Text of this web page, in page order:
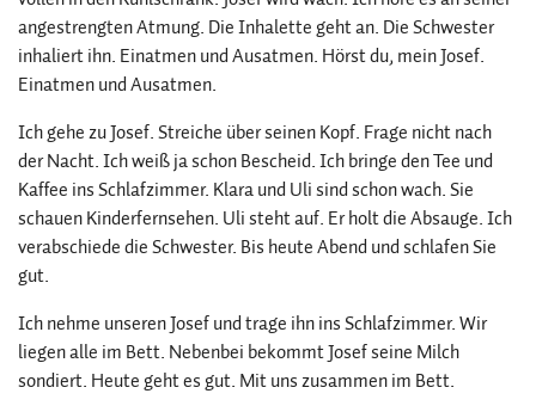
angestrengten Atmung. Die Inhalette geht an. Die Schwester
inhaliert ihn. Einatmen und Ausatmen. Hörst du, mein Josef.
Einatmen und Ausatmen.
Ich gehe zu Josef. Streiche über seinen Kopf. Frage nicht nach
der Nacht. Ich weiß ja schon Bescheid. Ich bringe den Tee und
Kaffee ins Schlafzimmer. Klara und Uli sind schon wach. Sie
schauen Kinderfernsehen. Uli steht auf. Er holt die Absauge. Ich
verabschiede die Schwester. Bis heute Abend und schlafen Sie
gut.
Ich nehme unseren Josef und trage ihn ins Schlafzimmer. Wir
liegen alle im Bett. Nebenbei bekommt Josef seine Milch
sondiert. Heute geht es gut. Mit uns zusammen im Bett.